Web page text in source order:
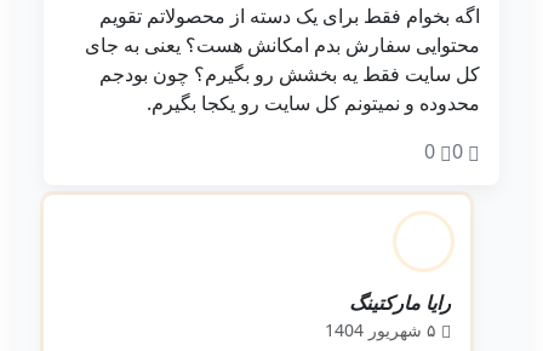
اگه بخوام فقط برای یک دسته از محصولاتم تقویم
محتوایی سفارش بدم امکانش هست؟ یعنی به جای
کل سایت فقط یه بخشش رو بگیرم؟ چون بودجم
محدوده و نمیتونم کل سایت رو یکجا بگیرم.
0
0
رایا مارکتینگ
۵ شهریور 1404